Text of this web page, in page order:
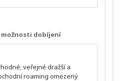
dobíjení
veřejné dražší a
roaming omezený